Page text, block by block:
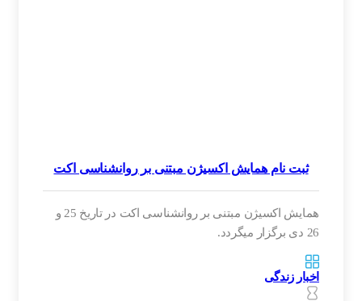
ثبت نام همایش اکسیژن مبتنی بر روانشناسی اکت
همایش اکسیژن مبتنی بر روانشناسی اکت در تاریخ 25 و
اخبار زندگی